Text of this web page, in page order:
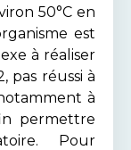
50°C en
est
à réaliser
pas réussi à
à
permettre
Pour